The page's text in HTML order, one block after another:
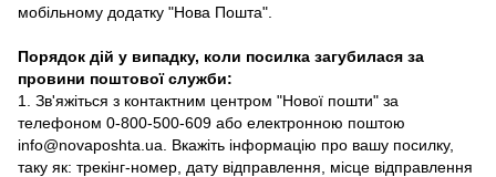
мобільному додатку "Нова Пошта".
Порядок дій у випадку, коли посилка загубилася за
провини поштової служби:
1. Зв'яжіться з контактним центром "Нової пошти" за
телефоном 0-800-500-609 або електронною поштою
info@novaposhta.ua. Вкажіть інформацію про вашу посилку,
таку як: трекінг-номер, дату відправлення, місце відправлення